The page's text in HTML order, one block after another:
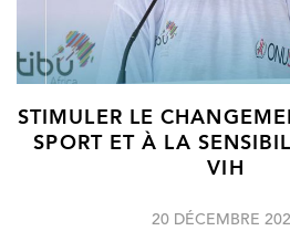
STIMULER LE
SPORT ET À LA
VIH
20 DÉCEMBRE